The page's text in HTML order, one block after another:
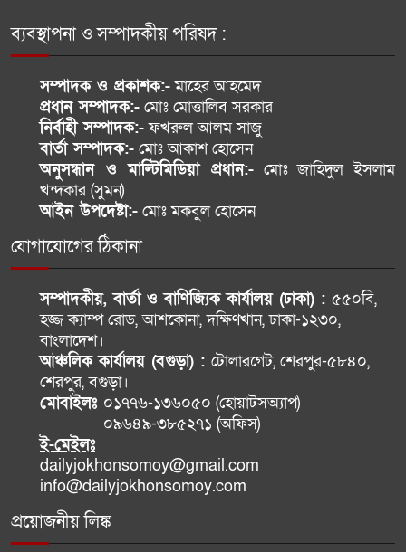
জেনারেল
মিস ওয়ার্ল্ডের মঞ্চে বাংলাদেশের
প্রতিনিধিত্ব করবেন সামানজার সাঈদ
হাসিনাকাণ্ডে ঢাকা-দিল্লি সম্পর্কে নতুন
চলচ্চিত্র উৎসব শুরু ৯ আগস্ট
ব্যবস্থাপনা ও সম্পাদকীয় পরিষদ :
সম্পাদক ও প্রকাশক:-মাহের আহমেদ
প্রধান সম্পাদক:- মোঃ মোত্তালিব সরকার
নির্বাহী সম্পাদক:-ফখরুল আলম সাজু
বার্তা সম্পাদক:- মোঃ আকাশ হোসেন
অনুসন্ধান ও মাল্টিমিডিয়া প্রধান:- মোঃ জাহিদুল ইসলাম
খন্দকার (সুমন)
আইন উপদেষ্টা:- মোঃ মকবুল হোসেন
যোগাযোগের ঠিকানা
সম্পাদকীয়, বার্তা ও বাণিজ্যিক কার্যালয় (ঢাকা) : ৫৫০বি,
হজ্জ ক্যাম্প রোড, আশকোনা, দক্ষিণখান, ঢাকা-১২৩০,
বাংলাদেশ।
আঞ্চলিক কার্যালয় (বগুড়া) : টোলারগেট, শেরপুর-৫৮৪০,
শেরপুর, বগুড়া।
মোবাইলঃ ০১৭৭৬-১৩৬০৫০ (হোয়াটসঅ্যাপ)
০৯৬৪৯-৩৮৫২৭১ (অফিস)
ই-মেইলঃ
dailyjokhonsomoy@gmail.com
info@dailyjokhonsomoy.com
প্রয়োজনীয় লিঙ্ক